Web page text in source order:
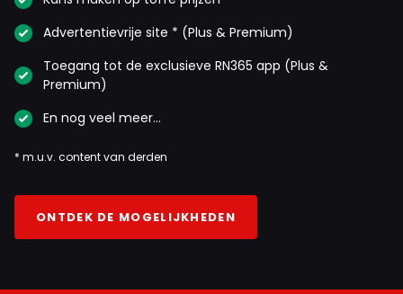
Advertentievrije site * (Plus & Premium)
Toegang tot de exclusieve RN365 app (Plus &
Premium)
En nog veel meer…
* m.u.v. content van derden
ONTDEK DE MOGELIJKHEDEN